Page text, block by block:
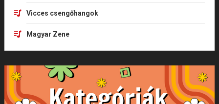
Vicces csengőhangok
Magyar Zene